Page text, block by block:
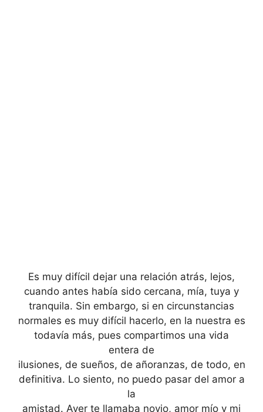
Es muy difícil dejar una relación atrás, lejos,
cuando antes había sido cercana, mía, tuya y
tranquila. Sin embargo, si en circunstancias
normales es muy difícil hacerlo, en la nuestra es
todavía más, pues compartimos una vida
entera de
ilusiones, de sueños, de añoranzas, de todo, en
definitiva. Lo siento, no puedo pasar del amor a
la
amistad. Ayer te llamaba novio, amor mío y mi